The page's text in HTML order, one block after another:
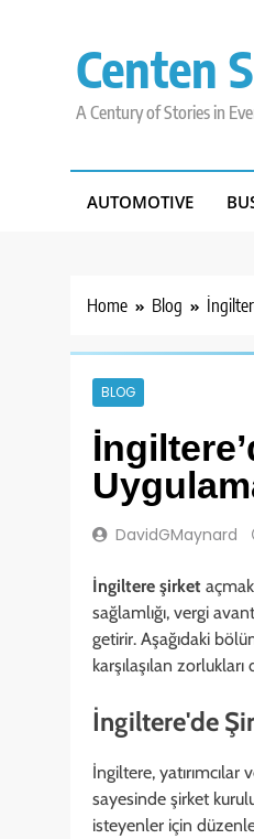
Centen
A Century of Stories in
AUTOMOTIVE
Home Blog
BLOG
DavidGMaynard
İngiltere şirket
sağlamlığı, vergi
getirir. Aşağıdaki
karşılaşılan
İngiltere'de
İngiltere,
sayesinde şirket
isteyenler için